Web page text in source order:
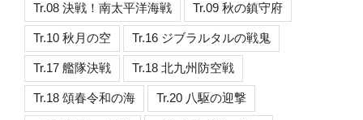
Tr.08 決戦！南太平洋海戦 Tr.09 秋の鎮守府
Tr.10 秋月の空 Tr.16 ジブラルタルの戦鬼
Tr.17 艦隊決戦 Tr.18 北九州防空戦
Tr.18 頌春令和の海 Tr.20 八駆の迎撃